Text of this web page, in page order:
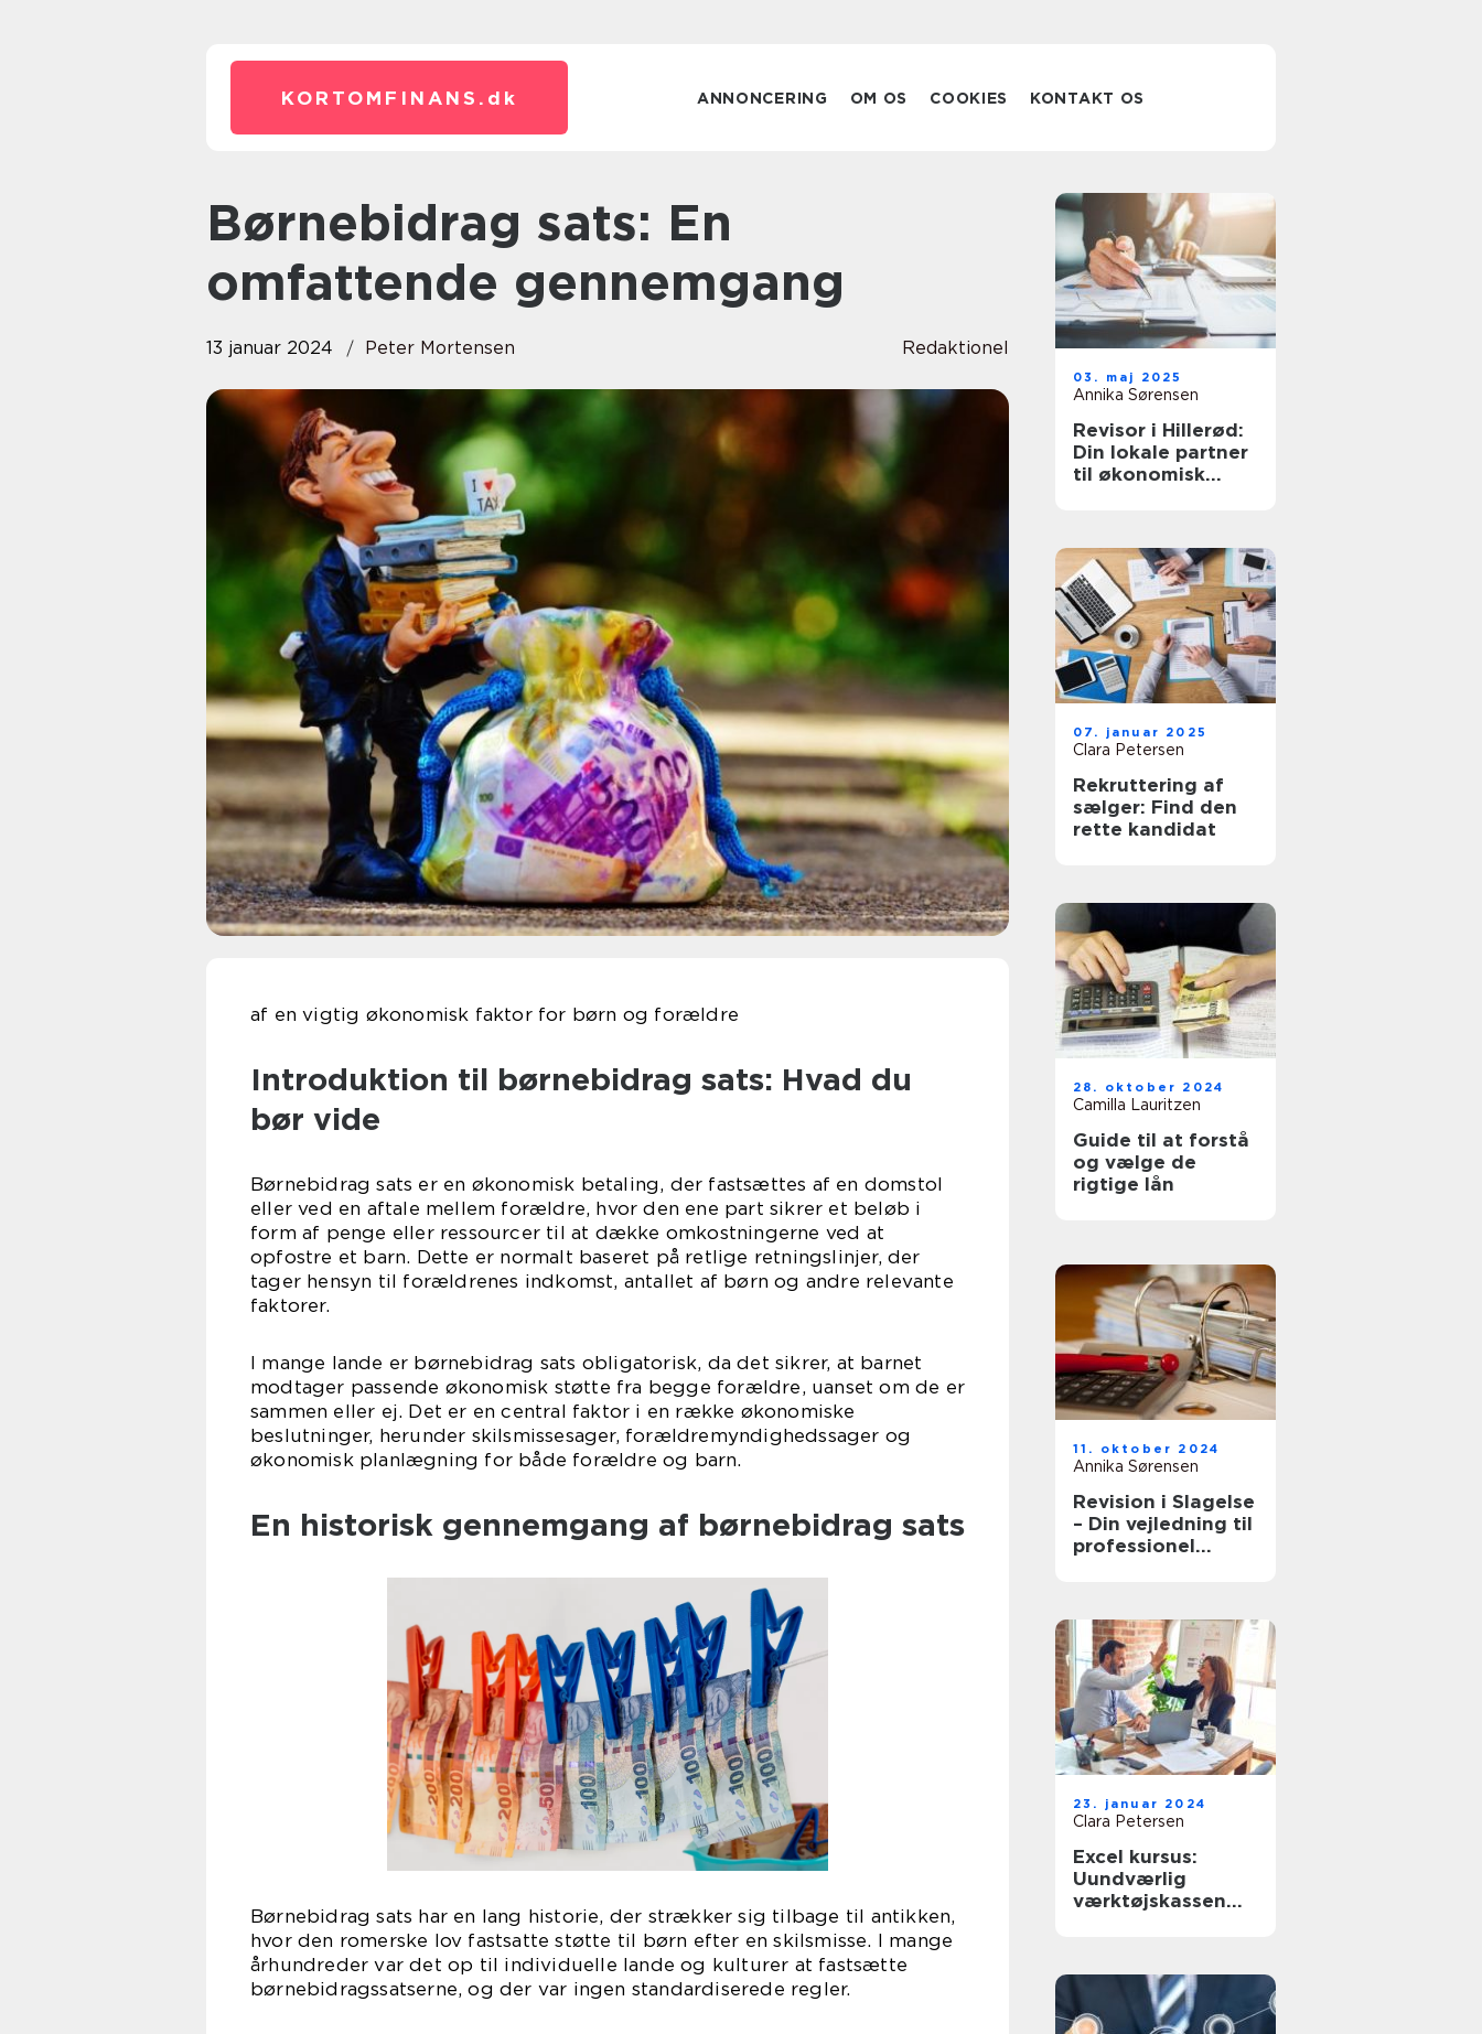
KORTOMFINANS. dk ANNONCERING OM OS COOKIES KONTAKT OS
Børnebidrag sats: En
omfattende gennemgang
13 januar 2024 Peter Mortensen Redaktionel
af en vigtig økonomisk faktor for børn og forældre
Introduktion til børnebidrag sats: Hvad du
bør vide
Børnebidrag sats er en økonomisk betaling, der fastsættes af en domstol
eller ved en aftale mellem forældre, hvor den ene part sikrer et beløb i
form af penge eller ressourcer til at dække omkostningerne ved at
opfostre et barn. Dette er normalt baseret på retlige retningslinjer, der
tager hensyn til forældrenes indkomst, antallet af børn og andre relevante
faktorer.
I mange lande er børnebidrag sats obligatorisk, da det sikrer, at barnet
modtager passende økonomisk støtte fra begge forældre, uanset om de er
sammen eller ej. Det er en central faktor i en række økonomiske
beslutninger, herunder skilsmissesager, forældremyndighedssager og
økonomisk planlægning for både forældre og barn.
En historisk gennemgang af børnebidrag sats
Børnebidrag sats har en lang historie, der strækker sig tilbage til antikken,
hvor den romerske lov fastsatte støtte til børn efter en skilsmisse. I mange
århundreder var det op til individuelle lande og kulturer at fastsætte
børnebidragssatserne, og der var ingen standardiserede regler.
03. maj 2025
Annika Sørensen
Revisor i Hillerød:
Din lokale partner
til økonomisk
07. januar 2025
Clara Petersen
Rekruttering af
sælger: Find den
rette kandidat
28. oktober 2024
Camilla Lauritzen
Guide til at forstå
og vælge de
rigtige lån
11. oktober 2024
Annika Sørensen
Revision i Slagelse
– Din vejledning til
professionel
23. januar 2024
Clara Petersen
Excel kursus:
Uundværlig
værktøjskassen